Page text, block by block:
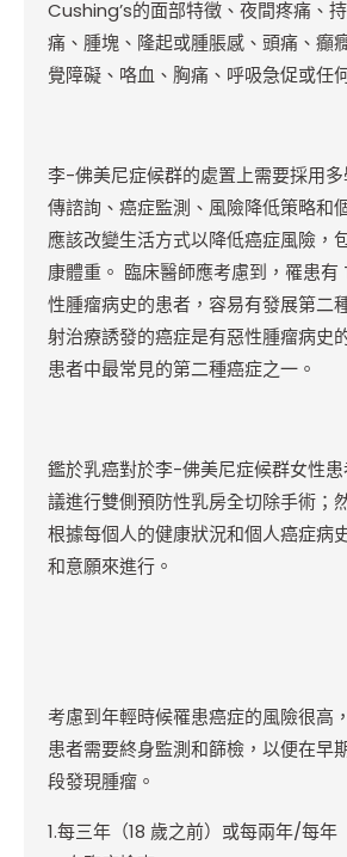
Cushing’s的面部特徵、夜間疼痛、
痛、腫塊、隆起或腫脹感、頭痛、癲
覺障礙、咯血、胸痛、呼吸急促或任
李-佛美尼症候群的處置上需要採用
傳諮詢、癌症監測、風險降低策略和
應該改變生活方式以降低癌症風險，
康體重。 臨床醫師應考慮到，罹患
性腫瘤病史的患者，容易有發展第二
射治療誘發的癌症是有惡性腫瘤病史
患者中最常見的第二種癌症之一。
鑑於乳癌對於李-佛美尼症候群女性
議進行雙側預防性乳房全切除手術；
根據每個人的健康狀況和個人癌症病
和意願來進行。
考慮到年輕時候罹患癌症的風險很高
患者需要終身監測和篩檢，以便在早
段發現腫瘤。
1.每三年（18 歲之前）或每兩年/每年